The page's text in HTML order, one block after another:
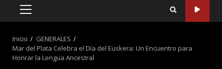
MENÚ
Inicio
GENERALES
Mar del Plata Celebra el Día del Euskera: Un Encuentro para
Honrar la Lengua Ancestral